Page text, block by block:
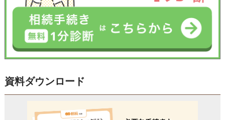
資料ダウンロード